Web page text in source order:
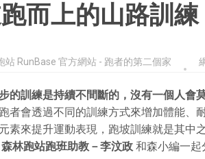
而上的山路訓
站 RunBase 官方網站 - 跑者的第二個家
步的訓練是持續不間斷的，沒有一個人會
者會透過不同的訓練方式來增加體能、
素來提升運動表現，跑坡訓練就是其中
森林跑站跑班助教－李汶政 和森小編一起